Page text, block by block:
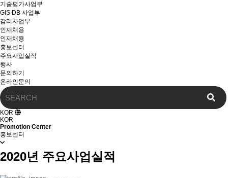
기술평가사업부
GIS DB 사업부
감리사업부
인재채용
인재채용
홍보센터
주요사업실적
행사
문의하기
온라인문의
KOR
KOR
Promotion Center
홍보센터
2020년 주요사업실적